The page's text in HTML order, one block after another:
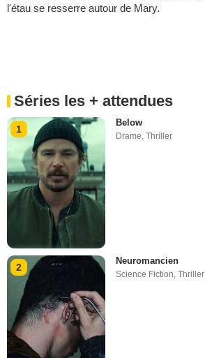
l'étau se resserre autour de Mary.
Séries les + attendues
1
Below
Drame ,Thriller
2
Neuromancien
Science Fiction,Thriller